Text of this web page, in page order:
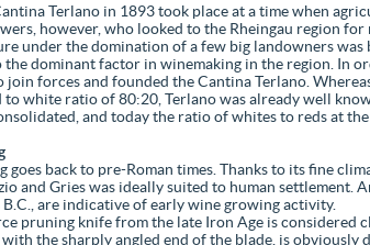
Terlano in 1893 took place at a time when
however, who looked to the Rheingau region
under the domination of a few big landowners was
the dominant factor in winemaking in the region. In
forces and founded the Cantina Terlano.
white ratio of 80:20, Terlano was already well
and today the ratio of whites to reds at
goes back to pre-Roman times. Thanks to its fine
and Gries was ideally suited to human settlement.
are indicative of early wine growing activity.
pruning knife from the late Iron Age is
the sharply angled end of the blade, is obviously